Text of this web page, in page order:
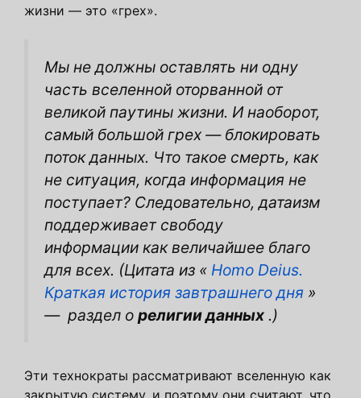
жизни — это «грех».
Мы не должны оставлять ни одну
часть вселенной оторванной от
великой паутины жизни. И наоборот,
самый большой грех — блокировать
поток данных. Что такое смерть, как
не ситуация, когда информация не
поступает? Следовательно, датаизм
поддерживает свободу
информации как величайшее благо
для всех. (Цитата из « Homo Deius.
Краткая история завтрашнего дня »
— раздел о религии данных .)
Эти технократы рассматривают вселенную как
закрытую систему, и поэтому они считают, что